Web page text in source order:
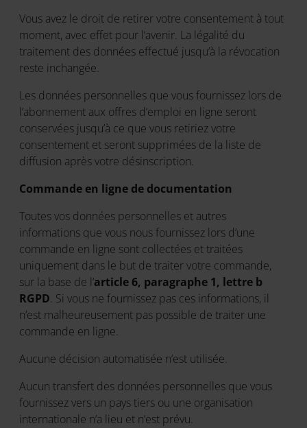
Vous avez le droit de retirer votre consentement à tout
moment, avec effet pour l’avenir. La légalité du
traitement des données effectué jusqu’à la révocation
reste inchangée.
Les données personnelles que vous fournissez lors de
l’abonnement aux offres d’emploi en ligne seront
conservées jusqu’à ce que vous retiriez votre
consentement et seront supprimées de la liste de
diffusion après votre désinscription.
Commande en ligne de documentation
Toutes vos données personnelles et autres
informations que vous nous fournissez lors d’une
commande en ligne sont collectées et traitées
uniquement dans le but de traiter votre commande,
sur la base de l’article 6, paragraphe 1, lettre b
RGPD. Si vous ne fournissez pas ces informations, il
n’est malheureusement pas possible de traiter une
commande en ligne.
Aucune décision automatisée n’est utilisée.
Aucun transfert des données personnelles que vous
fournissez vers un pays tiers ou une organisation
internationale n’a lieu et n’est prévu.